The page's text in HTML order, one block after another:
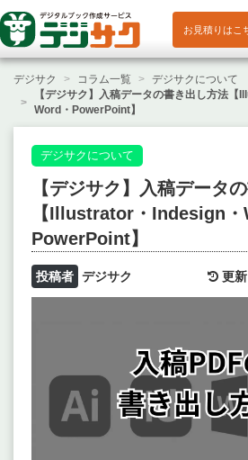
to
content
お見積りはこ
デジサク コラム一覧
デジサクについて
【デジサク】入稿データの書き出し方法【
Word・PowerPoint】
デジサクについて
【デジサク】入稿データ
【Illustrator・Indesign・
PowerPoint】
投稿者 デジサク 更新